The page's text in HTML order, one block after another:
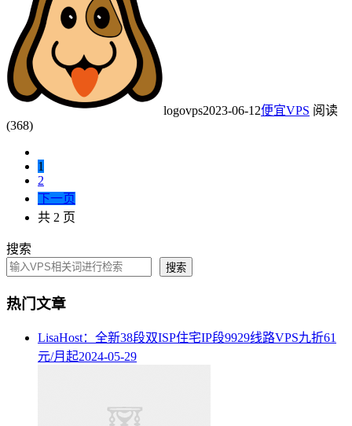
logovps2023-06-12便宜VPS 阅读
(368)
1
2
下一页
共 2 页
搜索
搜索
热门文章
LisaHost：全新38段双ISP住宅IP段9929线路VPS九折61
元/月起2024-05-29